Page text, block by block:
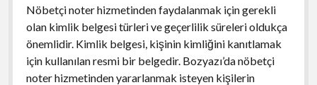
Nöbetçi noter hizmetinden faydalanmak için gerekli
olan kimlik belgesi türleri ve geçerlilik süreleri oldukça
önemlidir. Kimlik belgesi, kişinin kimliğini kanıtlamak
için kullanılan resmi bir belgedir. Bozyazı’da nöbetçi
noter hizmetinden yararlanmak isteyen kişilerin